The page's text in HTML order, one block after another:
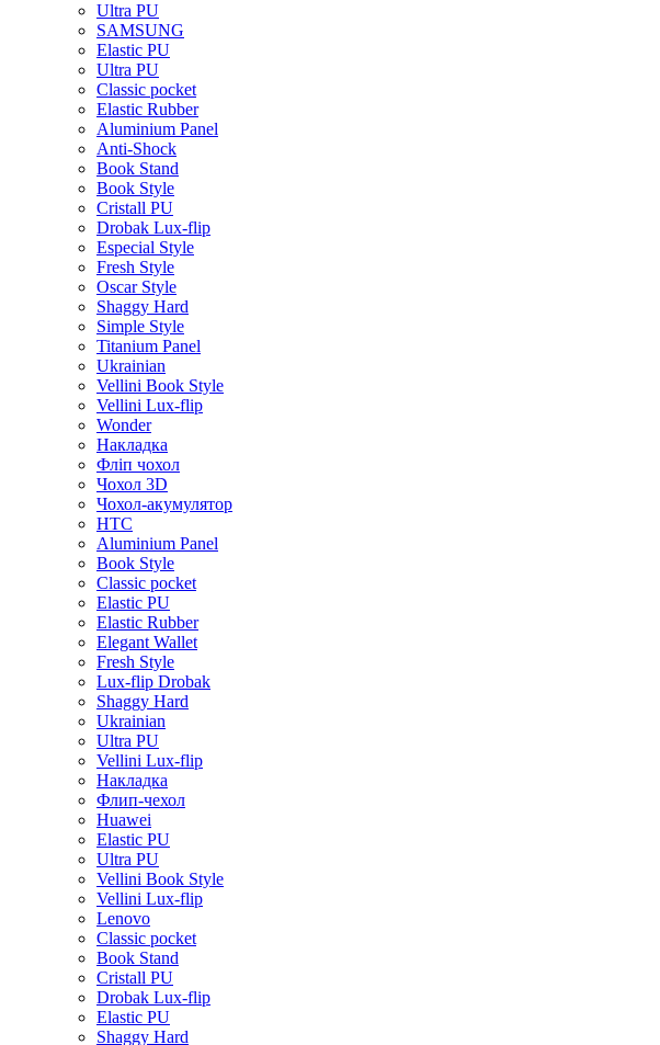
Ultra PU
SAMSUNG
Elastic PU
Ultra PU
Classic pocket
Elastic Rubber
Aluminium Panel
Anti-Shock
Book Stand
Book Style
Cristall PU
Drobak Lux-flip
Especial Style
Fresh Style
Oscar Style
Shaggy Hard
Simple Style
Titanium Panel
Ukrainian
Vellini Book Style
Vellini Lux-flip
Wonder
Накладка
Фліп чохол
Чохол 3D
Чохол-акумулятор
HTC
Aluminium Panel
Book Style
Classic pocket
Elastic PU
Elastic Rubber
Elegant Wallet
Fresh Style
Lux-flip Drobak
Shaggy Hard
Ukrainian
Ultra PU
Vellini Lux-flip
Накладка
Флип-чехол
Huawei
Elastic PU
Ultra PU
Vellini Book Style
Vellini Lux-flip
Lenovo
Classic pocket
Book Stand
Cristall PU
Drobak Lux-flip
Elastic PU
Shaggy Hard